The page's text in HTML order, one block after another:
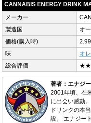
CANNABIS ENERGY DRINK
メーカー
製造国
オ
価格(購入時)
味
オ
総合評価
著者：エナジ
2001年頃、在
に出会い感動
ドリンクの本
設。 エナジー